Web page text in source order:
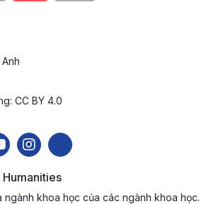
CC BY 4.0
ngành khoa học của các ngành khoa học.